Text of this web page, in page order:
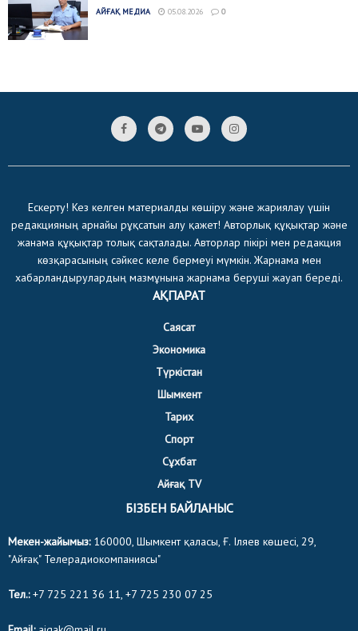
АЙҒАҚ МЕДИА 05.08.2026 0
Ескерту! Кез келген материалды көшіру және жариялау үшін
редакцияның арнайы рұқсатын алу қажет! Авторлық құқықтар және
жанама құқықтар толық сақталады. Авторлар пікірі мен редакция
көзқарасының сәйкес келе бермеуі мүмкін. Жарнама мен
хабарландырулардың мазмұнына жарнама беруші жауап береді.
АҚПАРАТ
Саясат
Экономика
Түркістан
Шымкент
Тарих
Спорт
Сұхбат
Айғақ TV
БІЗБЕН БАЙЛАНЫС
Мекен-жайымыз:160000, Шымкент қаласы, Ғ. Іляев көшесі, 29,
"Айғақ" Телерадиокомпаниясы"
Тел.:+7 725 221 36 11, +7 725 230 07 25